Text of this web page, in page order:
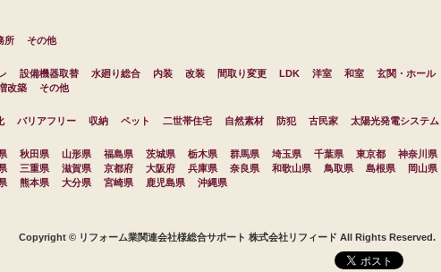
所
その他
設備機器取替 水廻り総合 内装 改装 間取り変更 LDK 洋室 和室 玄関・ホール
改築
その他
バリアフリー 収納 ペット 二世帯住宅 自然素材 防犯 古民家
太陽光発電システム
秋田県 山形県 福島県 茨城県 栃木県 群馬県 埼玉県 千葉県 東京都 神奈川県
三重県 滋賀県 京都府 大阪府 兵庫県 奈良県 和歌山県 鳥取県 島根県 岡山県
熊本県 大分県 宮崎県 鹿児島県 沖縄県
Copyright © リフォーム業関連会社様総合サポート 株式会社リフィード All Rights Reserved.